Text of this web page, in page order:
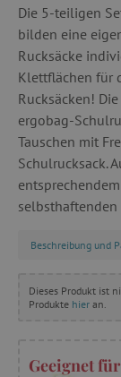
Die 5-teiligen
bilden eine
Rucksäcke
Klettflächen für
Rucksäcken!
ergobag-
Tauschen mit
Schulrucksack.
Beschreibung und
Dieses Produkt ist
Produkte hier an.
Geeignet für